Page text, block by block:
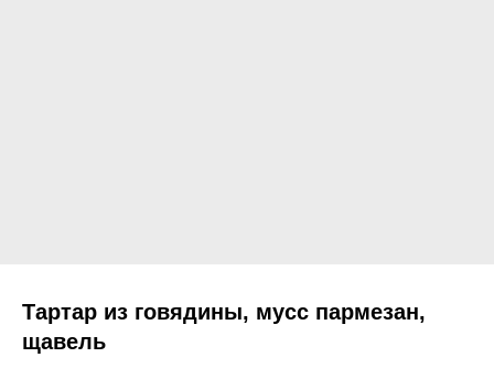
Тартар из говядины, мусс пармезан,
щавель